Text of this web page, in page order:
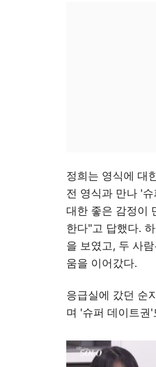
정희는 영식에 대
전 영식과 만나 '
대한 좋은 감정이
한다"고 답했다.
을 보였고, 두 사
움을 이어갔다.
응급실에 갔던 순
며 '슈퍼 데이트권